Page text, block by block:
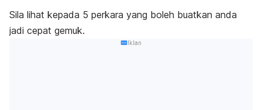
Sila lihat kepada 5 perkara yang boleh buatkan anda
jadi cepat gemuk.
Iklan